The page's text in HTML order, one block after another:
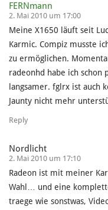
FERNmann
2. Mai 2010 um 17:00
Meine X1650 läuft seit
Karmic. Compiz musste
zu ermöglichen.
radeonhd habe ich
langsamer. fglrx ist auch
Jaunty nicht mehr
Reply
Nordlicht
2. Mai 2010 um 17:10
Radeon ist mit meiner
Wahl… und eine
traege wie sonstwas,